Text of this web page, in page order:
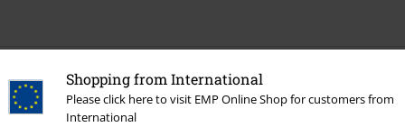
Shopping from International
Please click here to visit EMP Online Shop for customers from
International
Laatst bezocht